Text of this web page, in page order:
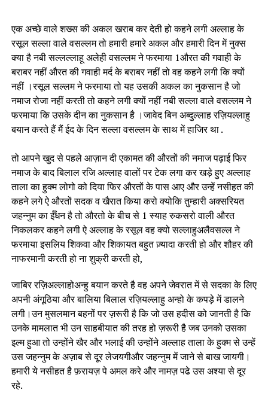
एक अच्छे वाले शख्स की अकल खराब कर देती हो कहने लगी अल्लाह के
रसूल सल्ला वाले वसल्लम तो हमारी हमारे अकल और हमारी दिन में नुक्स
क्या है नबी सल्लल्लाहू अलेही वसल्लम ने फरमाया 1औरत की गवाही के
बराबर नहीं औरत की गवाही मर्द के बराबर नहीं तो वह कहने लगी कि क्यों
नहीं ।रसूल सल्लम ने फरमाया तो यह उसकी अकल का नुकसान है जो
नमाज रोजा नहीं करती तो कहने लगी क्यों नहीं नबी सल्ला वाले वसल्लम ने
फरमाया कि उसके दीन का नुकसान है ।जावेद बिन अब्दुल्लाह रज़ियल्लाहु
बयान करते हैं मैं ईद के दिन सल्ला वसल्लम के साथ में हाजिर था .
तो आपने खुद से पहले आज़ान दी एकामत की औरतों की नमाज पढ़ाई फिर
नमाज के बाद बिलाल रजि अल्लाह वालों पर टेक लगा कर खड़े हुए अल्लाह
ताला का हुक्म लोगो को दिया फिर औरतों के पास आए और उन्हें नसीहत की
कहने लगे ऐ औरतों सदक व खैरात किया करो क्योकि तुम्हारी अक्सरियत
जहन्नुम का ईँधन है तो औरतो के बीच से 1 स्याह रुकसरो वाली औरत
निकलकर कहने लगी ऐ अल्लाह के रसूल वह क्यो सल्लाहुअलैवसल्ल ने
फरमाया इसलिय शिकवा और शिकायत बहुत ज़्यादा करती हो और शौहर की
नाफरमानी करती हो ना शुक्री करती हो,
जाबिर रज़िअल्लाहोअन्हु बयान करते है वह अपने जेवरात में से सदका के लिए
अपनी अंगूठिया और बालिया बिलाल रज़ियल्लाहु अन्हो के कपड़े में डालने
लगी।उन मुसलमान बहनों पर ज़रूरी है कि जो उस हदीस को जानती है कि
उनके मामलात भी उन साहबीयात की तरह हो ज़रूरी है जब उनको उसका
इल्म हुआ तो उन्होंने खैर और भलाई की उन्होंने अल्लाह ताला के हुक्म से उन्हें
उस जहन्नुम के अज़ाब से दूर लेजयगीऔर जहन्नुम में जाने से बाख जायगी।
हमारी ये नसीहत है फ़रायज़ पे अमल करे और नामज़ पढे उस अश्या से दूर
रहे.